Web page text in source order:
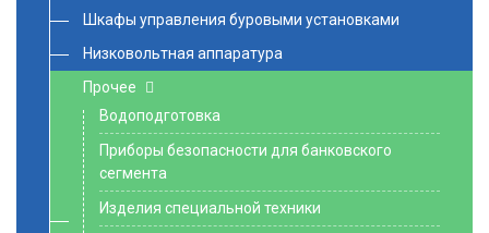
Шкафы управления буровыми установками
Низковольтная аппаратура
Прочее
Водоподготовка
Приборы безопасности для банковского
сегмента
Изделия специальной техники